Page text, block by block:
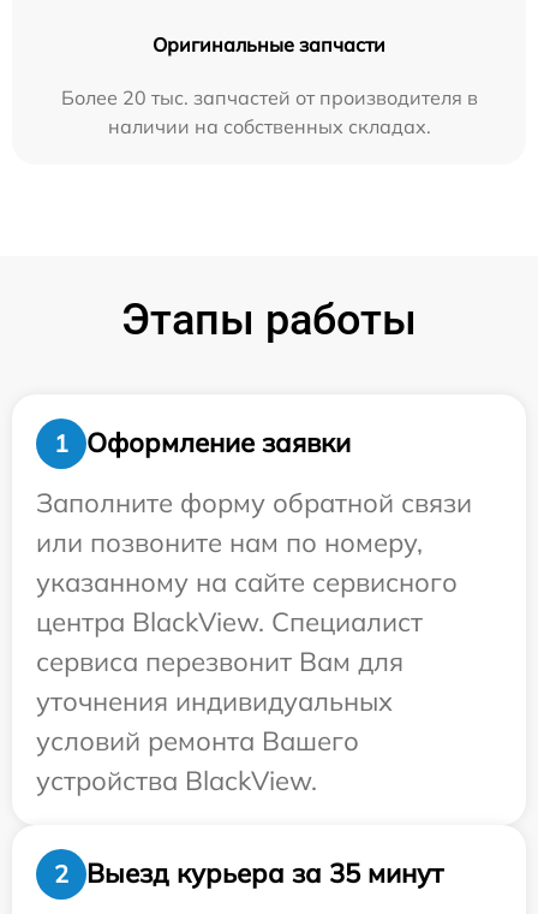
Оригинальные запчасти
Более 20 тыс. запчастей от производителя в
наличии на собственных складах.
Этапы работы
1
Оформление заявки
Заполните форму обратной связи
или позвоните нам по номеру,
указанному на сайте сервисного
центра BlackView. Специалист
сервиса перезвонит Вам для
уточнения индивидуальных
условий ремонта Вашего
устройства BlackView.
2
Выезд курьера за 35 минут